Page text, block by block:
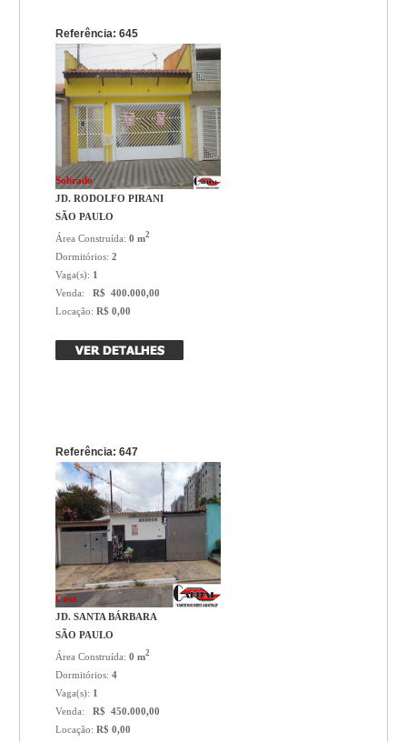
Referência: 645
Sobrado
JD. RODOLFO PIRANI
SÃO PAULO
Área Construída:0 m2
Dormitórios:2
Vaga(s): 1
Venda:
R$ 400.000,00
Locação:R$ 0,00
Referência: 647
Casa
JD. SANTA BÁRBARA
SÃO PAULO
Área Construída:0 m2
Dormitórios:4
Vaga(s): 1
Venda:
R$ 450.000,00
Locação:R$ 0,00